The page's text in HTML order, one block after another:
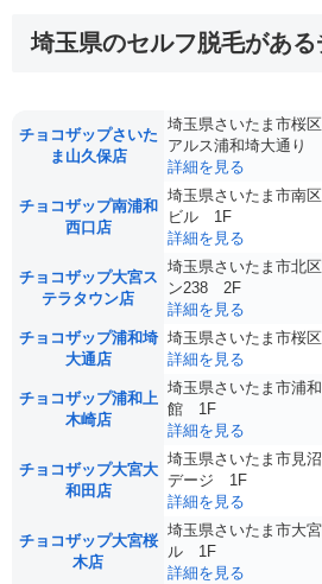
埼玉県のセルフ脱毛があ
チョコザップさいた
ま山久保店
埼玉県さいたま市桜
アルス浦和埼大通り
詳細を見る
チョコザップ南浦和
西口店
埼玉県さいたま市南
ビル 1F
詳細を見る
チョコザップ大宮ス
テラタウン店
埼玉県さいたま市北
ン238 2F
詳細を見る
チョコザップ浦和埼
大通店
埼玉県さいたま市桜
詳細を見る
チョコザップ浦和上
木崎店
埼玉県さいたま市浦
館 1F
詳細を見る
チョコザップ大宮大
和田店
埼玉県さいたま市見
デージ 1F
詳細を見る
チョコザップ大宮桜
木店
埼玉県さいたま市大
ル 1F
詳細を見る